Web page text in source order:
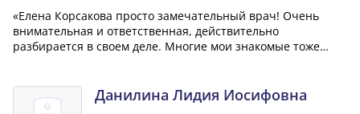
«Елена Корсакова просто замечательный врач! Очень
внимательная и ответственная, действительно
разбирается в своем деле. Многие мои знакомые тоже
Данилина Лидия Иосифовна